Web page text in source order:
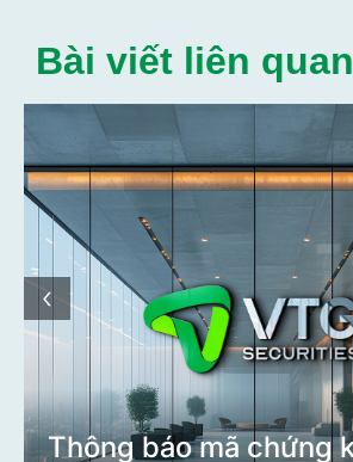
Bài viết liên quan
‹